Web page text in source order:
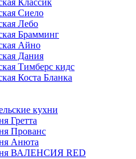
Сиело
Лебо
Брамминг
Айно
Дания
Тимберс кидс
Коста Бланка
кухни
Гретта
Прованс
Анюта
ВАЛЕНСИЯ RED